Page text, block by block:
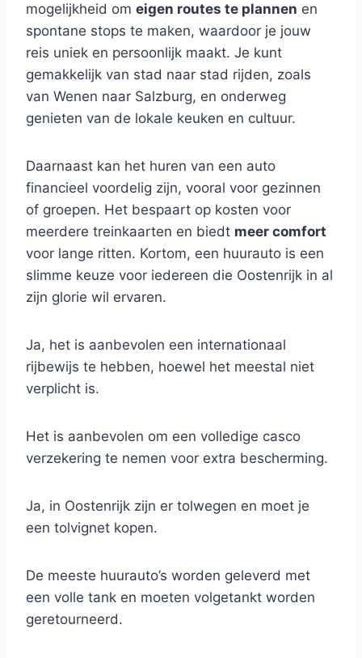
mogelijkheid om eigen routes te plannen en
spontane stops te maken, waardoor je jouw
reis uniek en persoonlijk maakt. Je kunt
gemakkelijk van stad naar stad rijden, zoals
van Wenen naar Salzburg, en onderweg
genieten van de lokale keuken en cultuur.
Daarnaast kan het huren van een auto
financieel voordelig zijn, vooral voor gezinnen
of groepen. Het bespaart op kosten voor
meerdere treinkaarten en biedt meer comfort
voor lange ritten. Kortom, een huurauto is een
slimme keuze voor iedereen die Oostenrijk in al
zijn glorie wil ervaren.
Ja, het is aanbevolen een internationaal
rijbewijs te hebben, hoewel het meestal niet
verplicht is.
Het is aanbevolen om een volledige casco
verzekering te nemen voor extra bescherming.
Ja, in Oostenrijk zijn er tolwegen en moet je
een tolvignet kopen.
De meeste huurauto’s worden geleverd met
een volle tank en moeten volgetankt worden
geretourneerd.